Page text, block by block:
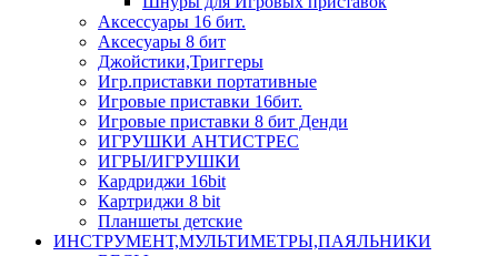
Аксессуары 16 бит.
Аксесуары 8 бит
Джойстики,Триггеры
Игр.приставки портативные
Игровые приставки 16бит.
Игровые приставки 8 бит Денди
ИГРУШКИ АНТИСТРЕС
ИГРЫ/ИГРУШКИ
Кардриджи 16bit
Картриджи 8 bit
Планшеты детские
ИНСТРУМЕНТ,МУЛЬТИМЕТРЫ,ПАЯЛЬНИКИ